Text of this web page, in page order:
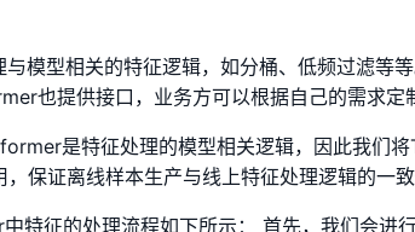
与模型相关的特征逻辑，如分桶、低频过滤等
也提供接口，业务方可以根据自己的需求定
是特征处理的模型相关逻辑，因此我们
保证离线样本生产与线上特征处理逻辑的一致
特征的处理流程如下所示： 首先，我们会进